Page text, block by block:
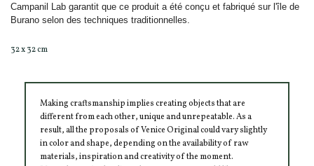
Campanil Lab garantit que ce produit a été conçu et fabriqué sur l'île de
Burano selon des techniques traditionnelles.
32 x 32 cm
Making craftsmanship implies creating objects that are
different from each other, unique and unrepeatable. As a
result, all the proposals of Venice Original could vary slightly
in color and shape, depending on the availability of raw
materials, inspiration and creativity of the moment.